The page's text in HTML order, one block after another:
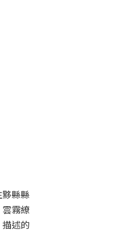
縣縣
霧繚
述的